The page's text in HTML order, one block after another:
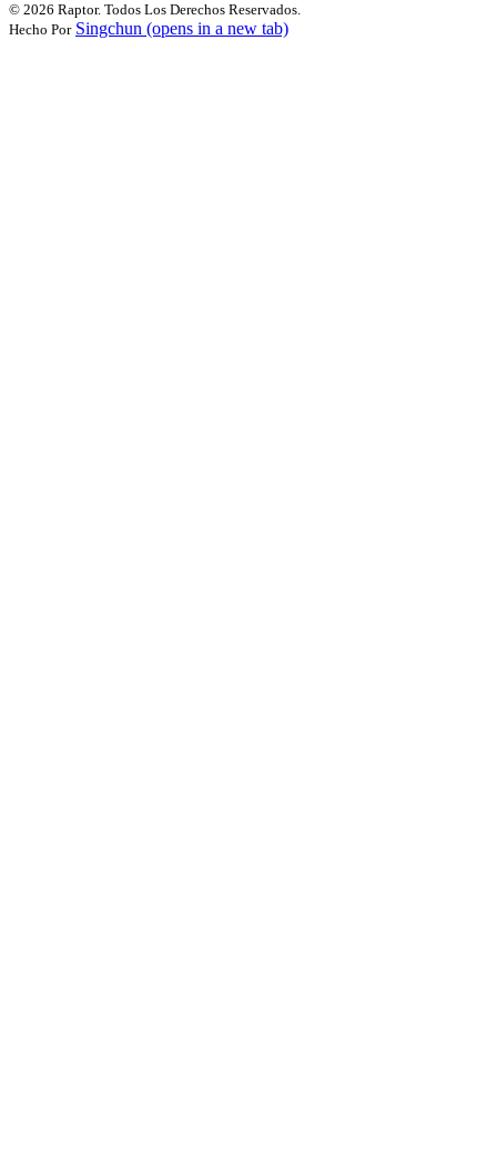
© 2026 Raptor. Todos Los Derechos Reservados.
Hecho Por Singchun (opens in a new tab)